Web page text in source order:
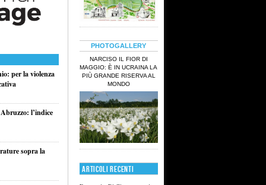
per la violenza
l’indice
sopra la
PHOTOGALLERY
NARCISO IL FIOR DI
MAGGIO: È IN UCRAINA LA
PIÙ GRANDE RISERVA AL
MONDO
ARTICOLI RECENTI